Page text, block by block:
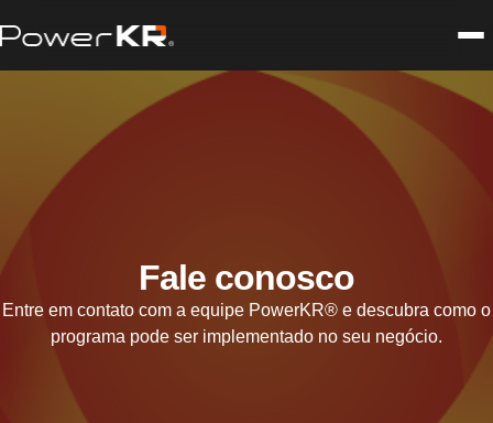
Fale conosco
Entre em contato com a equipe PowerKR® e descubra como o
programa pode ser implementado no seu negócio.